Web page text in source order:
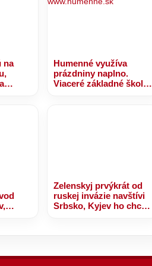
na
Humenné využíva
prázdniny naplno.
Viaceré základné školy
Zelenskyj prvýkrát od
ruskej invázie navštívi
Srbsko, Kyjev ho chce